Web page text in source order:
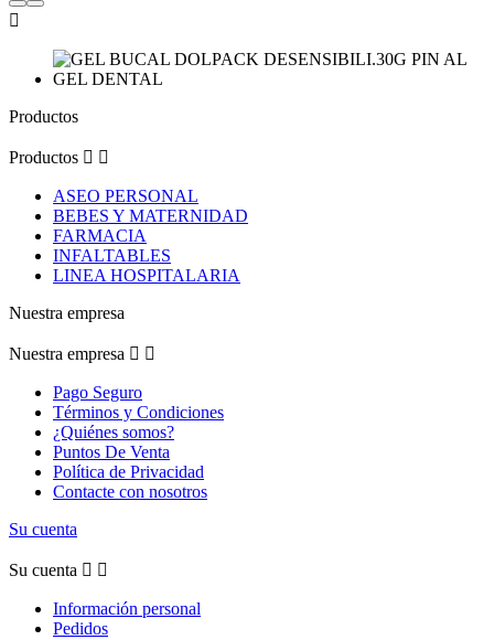

Productos
Productos  
ASEO PERSONAL
BEBES Y MATERNIDAD
FARMACIA
INFALTABLES
LINEA HOSPITALARIA
Nuestra empresa
Nuestra empresa  
Pago Seguro
Términos y Condiciones
¿Quiénes somos?
Puntos De Venta
Política de Privacidad
Contacte con nosotros
Su cuenta
Su cuenta  
Información personal
Pedidos